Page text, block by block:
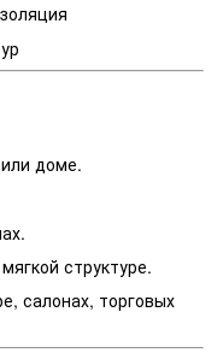
доме.
.
структуре.
салонах, торговых